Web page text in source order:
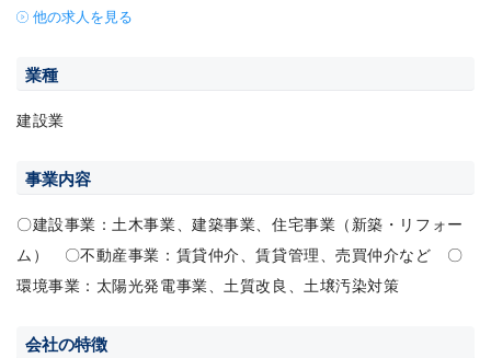
他の求人を見る
業種
建設業
事業内容
〇建設事業：土木事業、建築事業、住宅事業（新築・リフォー
ム） 〇不動産事業：賃貸仲介、賃貸管理、売買仲介など 〇
環境事業：太陽光発電事業、土質改良、土壌汚染対策
会社の特徴